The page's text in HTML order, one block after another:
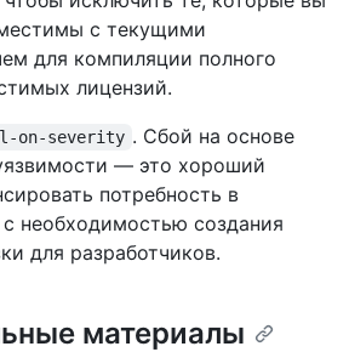
с текущими
для компиляции полного
лицензий.
on-severity . Сбой на основе
— это хороший
потребность в
с необходимостью создания
для разработчиков.
материалы